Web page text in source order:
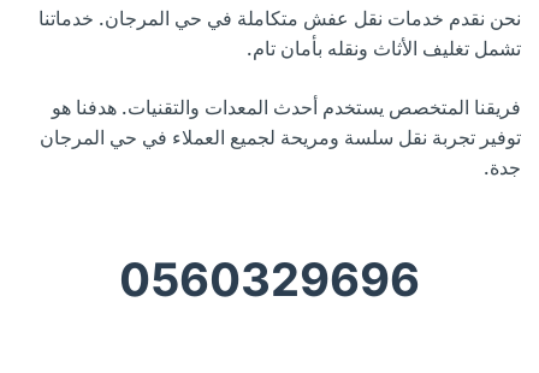
نحن نقدم خدمات نقل عفش متكاملة في حي المرجان. خدماتنا
تشمل تغليف الأثاث ونقله بأمان تام.
فريقنا المتخصص يستخدم أحدث المعدات والتقنيات. هدفنا هو
توفير تجربة نقل سلسة ومريحة لجميع العملاء في حي المرجان
جدة.
0560329696